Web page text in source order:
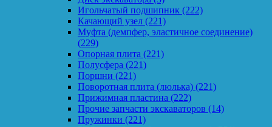
Игольчатый подшипник (222)
Качающий узел (221)
Муфта (демпфер, эластичное соединение)
(229)
Опорная плита (221)
Полусфера (221)
Поршни (221)
Поворотная плита (люлька) (221)
Прижимная пластина (222)
Прочие запчасти экскаваторов (14)
Пружинки (221)